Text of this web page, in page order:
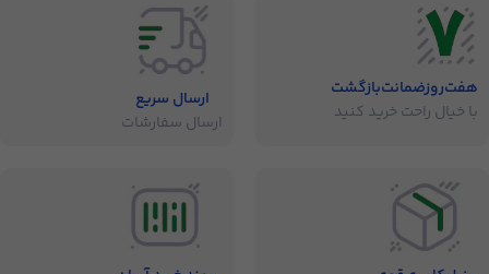
هفت‌روز‌ضمانت‌بازگشت
با خیال راحت خرید کنید
ارسال سریع
ارسال سفارشات